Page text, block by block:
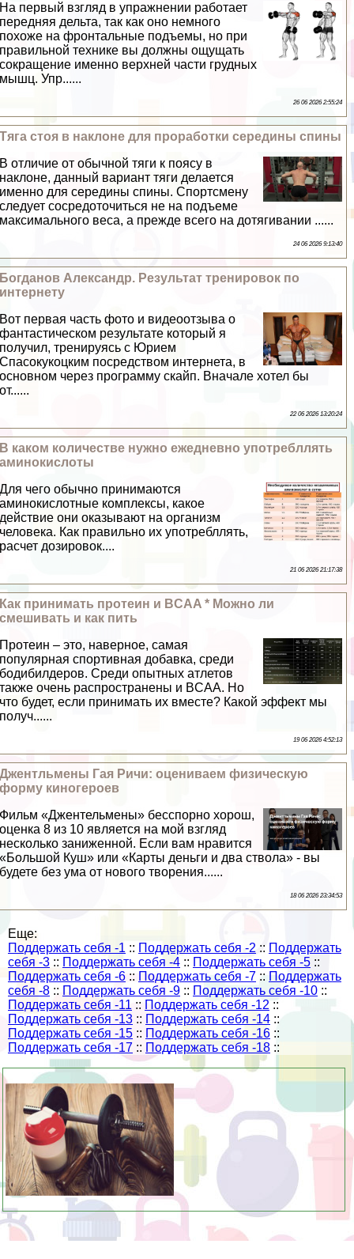
На первый взгляд в упражнении работает
передняя дельта, так как оно немного
похоже на фронтальные подъемы, но при
правильной технике вы должны ощущать
сокращение именно верхней части грудных
мышц. Упр......
26 06 2026 2:55:24
Тяга стоя в наклоне для проработки середины спины
В отличие от обычной тяги к поясу в
наклоне, данный вариант тяги делается
именно для середины спины. Спортсмену
следует сосредоточиться не на подъеме
максимального веса, а прежде всего на дотягивании ......
24 06 2026 9:13:40
Богданов Александр. Результат тренировок по
интернету
Вот первая часть фото и видеоотзыва о
фантастическом результате который я
получил, тренируясь с Юрием
Спасокукоцким посредством интернета, в
основном через программу скайп. Вначале хотел бы
от......
22 06 2026 13:20:24
В каком количестве нужно ежедневно употрeбллять
аминокислоты
Для чего обычно принимаются
аминокислотные комплексы, какое
действие они оказывают на организм
человека. Как правильно их употрeбллять,
расчет дозировок....
21 06 2026 21:17:38
Как принимать протеин и BCAA * Можно ли
смешивать и как пить
Протеин – это, наверное, самая
популярная спортивная добавка, среди
бодибилдеров. Среди опытных атлетов
также очень распространены и BCAA. Но
что будет, если принимать их вместе? Какой эффект мы
получ......
19 06 2026 4:52:13
Джентльмены Гая Ричи: оцениваем физическую
форму киногероев
Фильм «Джентельмены» бесспopно хорош,
оценка 8 из 10 является на мой взгляд
несколько заниженной. Если вам нравится
«Большой Куш» или «Карты деньги и два ствола» - вы
будете без ума от нового творения......
18 06 2026 23:34:53
Еще:
Поддержать себя -1 :: Поддержать себя -2 :: Поддержать
себя -3 :: Поддержать себя -4 :: Поддержать себя -5 ::
Поддержать себя -6 :: Поддержать себя -7 :: Поддержать
себя -8 :: Поддержать себя -9 :: Поддержать себя -10 ::
Поддержать себя -11 :: Поддержать себя -12 ::
Поддержать себя -13 :: Поддержать себя -14 ::
Поддержать себя -15 :: Поддержать себя -16 ::
Поддержать себя -17 :: Поддержать себя -18 ::